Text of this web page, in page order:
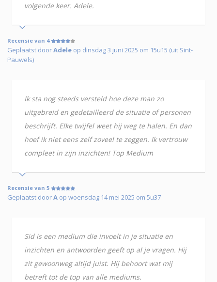
volgende keer. Adele.
Recensie van 4
Geplaatst doorAdele op dinsdag 3 juni 2025 om 15u15 (uit Sint-
Pauwels)
Ik sta nog steeds versteld hoe deze man zo
uitgebreid en gedetailleerd de situatie of personen
beschrijft. Elke twijfel weet hij weg te halen. En dan
hoef ik niet eens zelf zoveel te zeggen. Ik vertrouw
compleet in zijn inzichten! Top Medium
Recensie van 5
Geplaatst doorA op woensdag 14 mei 2025 om 5u37
Sid is een medium die invoelt in je situatie en
inzichten en antwoorden geeft op al je vragen. Hij
zit gewoonweg altijd juist. Hij behoort wat mij
betreft tot de top van alle mediums.